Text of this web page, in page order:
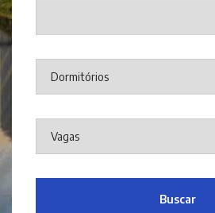
Buscar